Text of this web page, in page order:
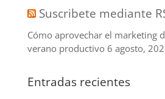
Suscribete mediante
Cómo aprovechar el marketing
verano productivo 6 agosto,
Entradas recientes